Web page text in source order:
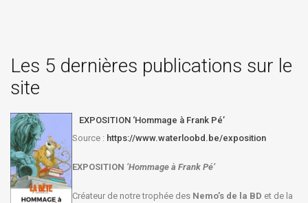
Les 5 dernières publications sur le
site
EXPOSITION ‘Hommage à Frank Pé’
Source : https://www.waterloobd.be/exposition
EXPOSITION ‘Hommage à Frank Pé’
Créateur de notre trophée des Nemo’s de la BD et de la